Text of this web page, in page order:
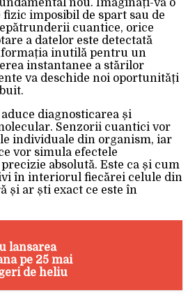
nou. Imaginați-vă o
imposibil de spart sau de
cuantice, orice
a datelor este detectată
inutilă pentru un
instantanee a stărilor
va deschide noi oportunități
diagnosticarea și
Senzorii cuantici vor
individuale din organism, iar
vor simula efectele
absolută. Este ca și cum
în interiorul fiecărei celule din
și ar ști exact ce este în
lansarea
pe 25 mai
de heliu